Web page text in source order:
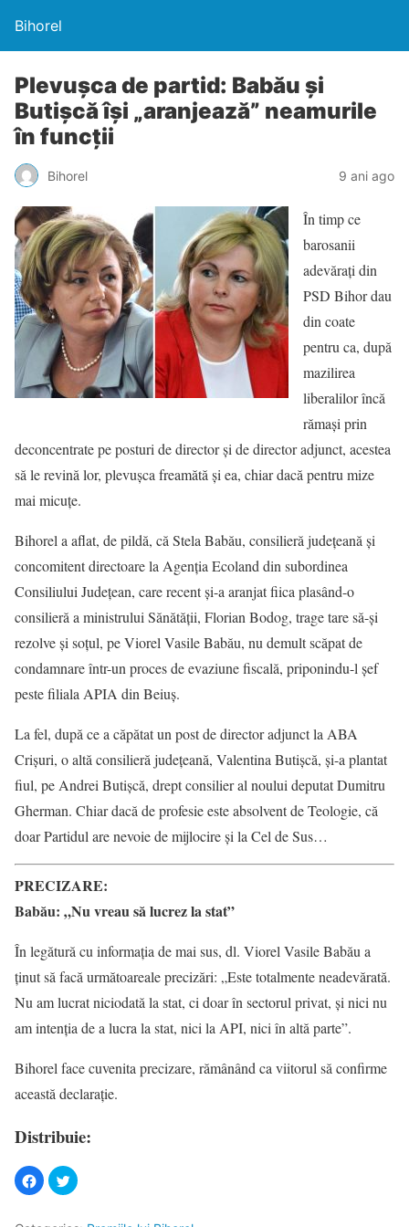
Bihorel
Plevuşca de partid: Babău și
Butișcă își „aranjează” neamurile
în funcții
Bihorel 9 ani ago
În timp ce
barosanii
adevăraţi din
PSD Bihor dau
din coate
pentru ca, după
mazilirea
liberalilor încă
rămaşi prin
deconcentrate pe posturi de director şi de director adjunct, acestea
să le revină lor, plevuşca freamătă şi ea, chiar dacă pentru mize
mai micuţe.
Bihorel a aflat, de pildă, că Stela Babău, consilieră judeţeană şi
concomitent directoare la Agenţia Ecoland din subordinea
Consiliului Judeţean, care recent şi-a aranjat fiica plasând-o
consilieră a ministrului Sănătăţii, Florian Bodog, trage tare să-şi
rezolve şi soţul, pe Viorel Vasile Babău, nu demult scăpat de
condamnare într-un proces de evaziune fiscală, priponindu-l şef
peste filiala APIA din Beiuş.
La fel, după ce a căpătat un post de director adjunct la ABA
Crişuri, o altă consilieră judeţeană, Valentina Butişcă, şi-a plantat
fiul, pe Andrei Butişcă, drept consilier al noului deputat Dumitru
Gherman. Chiar dacă de profesie este absolvent de Teologie, că
doar Partidul are nevoie de mijlocire şi la Cel de Sus…
PRECIZARE:
Babău: „Nu vreau să lucrez la stat”
În legătură cu informaţia de mai sus, dl. Viorel Vasile Babău a
ţinut să facă următoareale precizări: „Este totalmente neadevărată.
Nu am lucrat niciodată la stat, ci doar în sectorul privat, şi nici nu
am intenţia de a lucra la stat, nici la API, nici în altă parte”.
Bihorel face cuvenita precizare, rămânând ca viitorul să confirme
această declaraţie.
Distribuie: